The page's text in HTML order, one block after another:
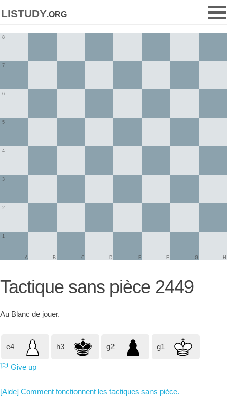
listudy.org
1
2
3
4
5
6
7
8
A B C D E F G H
Tactique sans pièce 2449
Au Blanc de jouer.
e4 h3 g2 g1
Give up
[Aide] Comment fonctionnent les tactiques sans pièce.